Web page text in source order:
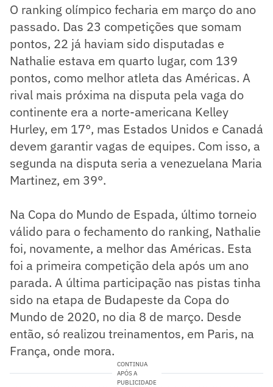
O ranking olímpico fecharia em março do ano
passado. Das 23 competições que somam
pontos, 22 já haviam sido disputadas e
Nathalie estava em quarto lugar, com 139
pontos, como melhor atleta das Américas. A
rival mais próxima na disputa pela vaga do
continente era a norte-americana Kelley
Hurley, em 17°, mas Estados Unidos e Canadá
devem garantir vagas de equipes. Com isso, a
segunda na disputa seria a venezuelana Maria
Martinez, em 39°.
Na Copa do Mundo de Espada, último torneio
válido para o fechamento do ranking, Nathalie
foi, novamente, a melhor das Américas. Esta
foi a primeira competição dela após um ano
parada. A última participação nas pistas tinha
sido na etapa de Budapeste da Copa do
Mundo de 2020, no dia 8 de março. Desde
então, só realizou treinamentos, em Paris, na
França, onde mora.
CONTINUA
APÓS A
PUBLICIDADE